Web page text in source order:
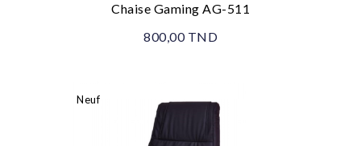
Chaise Gaming AG-511
800,00 TND
Neuf